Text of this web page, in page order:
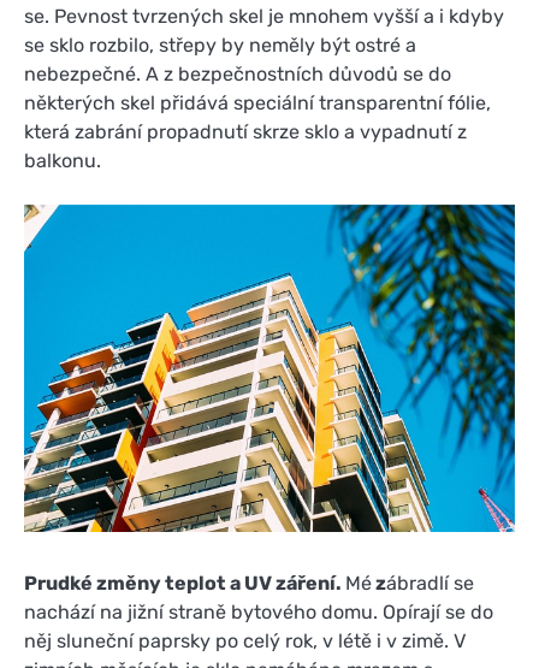
se. Pevnost tvrzených skel je mnohem vyšší a i kdyby
se sklo rozbilo, střepy by neměly být ostré a
nebezpečné. A z bezpečnostních důvodů se do
některých skel přidává speciální transparentní fólie,
která zabrání propadnutí skrze sklo a vypadnutí z
balkonu.
Prudké změny teplot a UV záření. Mézábradlí se
nachází na jižní straně bytového domu. Opírají se do
něj sluneční paprsky po celý rok, v létě i v zimě. V